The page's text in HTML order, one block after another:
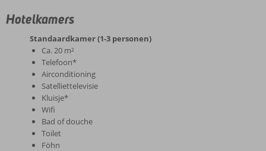
Hotelkamers
Standaardkamer (1-3 personen)
Ca. 20 m²
Telefoon*
Airconditioning
Satelliettelevisie
Kluisje*
Wifi
Bad of douche
Toilet
Föhn